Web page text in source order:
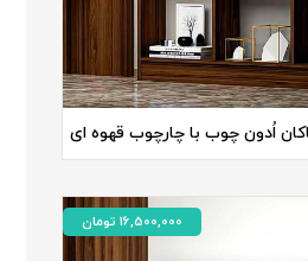
اُدون چوب با چارچوب قهوه ای
16,500,000 تومان